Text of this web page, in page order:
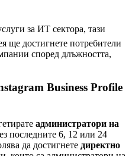
за ИТ сектора, тази
ще достигнете потребители
според длъжността,
Business Profile
администратори на
последните 6, 12 или 24
да достигнете директно